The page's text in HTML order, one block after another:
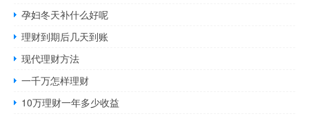
孕妇冬天补什么好呢
理财到期后几天到账
现代理财方法
一千万怎样理财
10万理财一年多少收益